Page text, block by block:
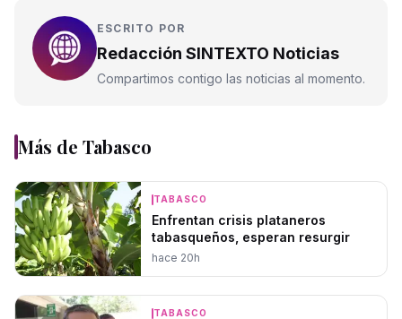
ESCRITO POR
Redacción SINTEXTO Noticias
Compartimos contigo las noticias al momento.
Más de Tabasco
TABASCO
Enfrentan crisis plataneros
tabasqueños, esperan resurgir
hace 20h
TABASCO